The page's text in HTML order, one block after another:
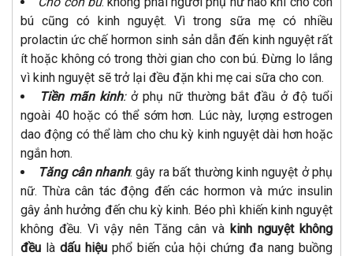
bú cũng có kinh nguyệt. Vì trong sữa mẹ có nhiều
prolactin ức chế hormon sinh sản dẫn đến kinh nguyệt rất
ít hoặc không có trong thời gian cho con bú. Đừng lo lắng
vì kinh nguyệt sẽ trở lại đều đặn khi mẹ cai sữa cho con.
Tiền mãn kinh: ở phụ nữ thường bắt đầu ở độ tuổi
ngoài 40 hoặc có thể sớm hơn. Lúc này, lượng estrogen
dao động có thể làm cho chu kỳ kinh nguyệt dài hơn hoặc
ngắn hơn.
Tăng cân nhanh: gây ra bất thường kinh nguyệt ở phụ
nữ. Thừa cân tác động đến các hormon và mức insulin
gây ảnh hưởng đến chu kỳ kinh. Béo phì khiến kinh nguyệt
không đều. Vì vậy nên Tăng cân và kinh nguyệt không
đều là dấu hiệu phổ biến của hội chứng đa nang buồng